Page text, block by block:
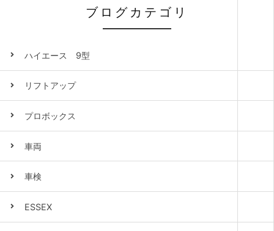
ブログカテゴリ
ハイエース 9型
リフトアップ
プロボックス
車両
車検
ESSEX